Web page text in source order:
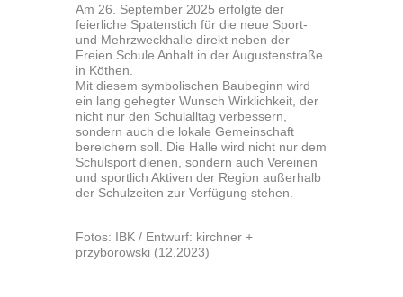
Am 26. September 2025 erfolgte der
feierliche Spatenstich für die neue Sport-
und Mehrzweckhalle direkt neben der
Freien Schule Anhalt in der Augustenstraße
in Köthen.
Mit diesem symbolischen Baubeginn wird
ein lang gehegter Wunsch Wirklichkeit, der
nicht nur den Schulalltag verbessern,
sondern auch die lokale Gemeinschaft
bereichern soll. Die Halle wird nicht nur dem
Schulsport dienen, sondern auch Vereinen
und sportlich Aktiven der Region außerhalb
der Schulzeiten zur Verfügung stehen.
Fotos: IBK / Entwurf: kirchner +
przyborowski (12.2023)